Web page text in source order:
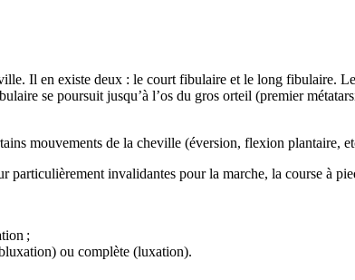
Il en existe deux : le court fibulaire et le long fibulaire.
se poursuit jusqu’à l’os du gros orteil (premier
mouvements de la cheville (éversion, flexion plantaire,
invalidantes pour la marche, la course à
;
ou complète (luxation).